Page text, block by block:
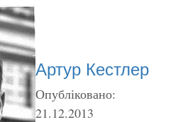
Артур Кестлер
Опубліковано:
21.12.2013